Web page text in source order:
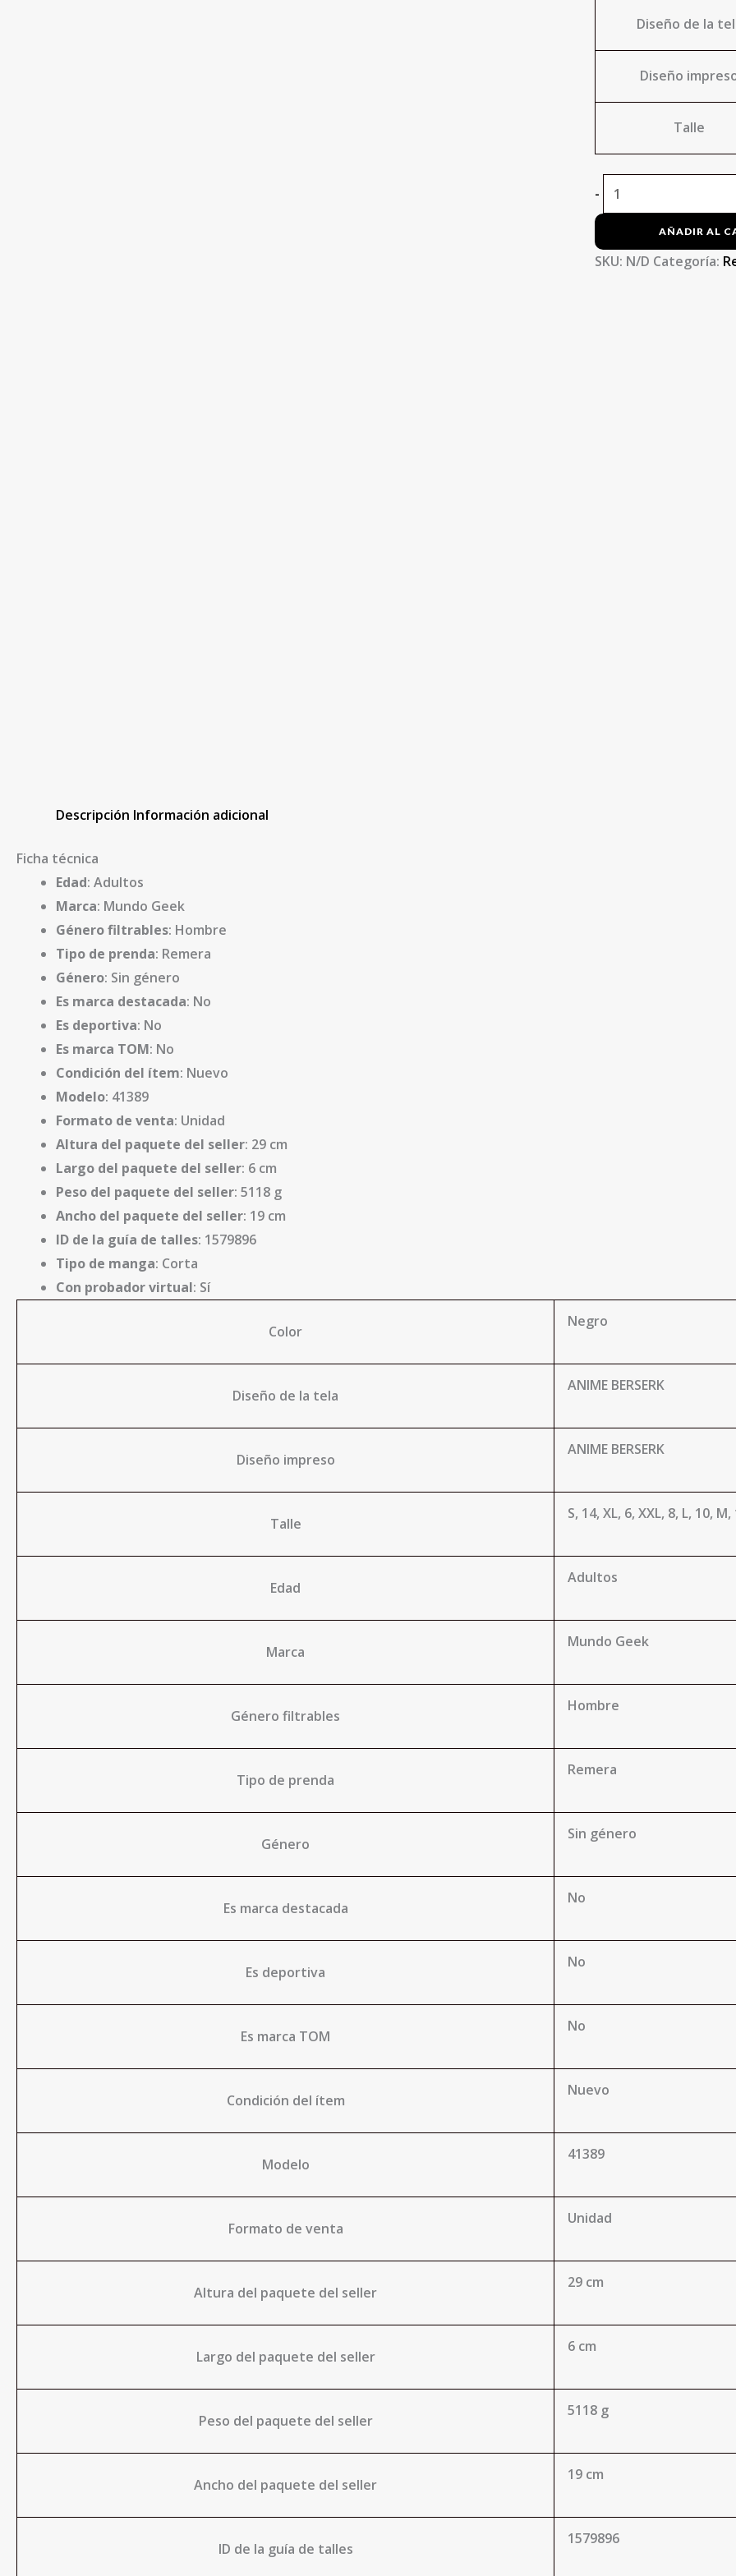
Diseño de la
Diseño
Talle
-
AÑADIR AL
SKU: N/D Categoría:
Descripción Información adicional
Ficha técnica
Edad: Adultos
Marca: Mundo Geek
Género filtrables: Hombre
Tipo de prenda: Remera
Género: Sin género
Es marca destacada: No
Es deportiva: No
Es marca TOM: No
Condición del ítem: Nuevo
Modelo: 41389
Formato de venta: Unidad
Altura del paquete del seller: 29 cm
Largo del paquete del seller: 6 cm
Peso del paquete del seller: 5118 g
Ancho del paquete del seller: 19 cm
ID de la guía de talles: 1579896
Tipo de manga: Corta
Con probador virtual: Sí
Color
Negro
Diseño de la tela
ANIME BERSERK
Diseño impreso
ANIME BERSERK
Talle
S, 14, XL, 6, XXL, 8, L, 10, M,
Edad
Adultos
Marca
Mundo Geek
Género filtrables
Hombre
Tipo de prenda
Remera
Género
Sin género
Es marca destacada
No
Es deportiva
No
Es marca TOM
No
Condición del ítem
Nuevo
Modelo
41389
Formato de venta
Unidad
Altura del paquete del seller
29 cm
Largo del paquete del seller
6 cm
Peso del paquete del seller
5118 g
Ancho del paquete del seller
19 cm
ID de la guía de talles
1579896